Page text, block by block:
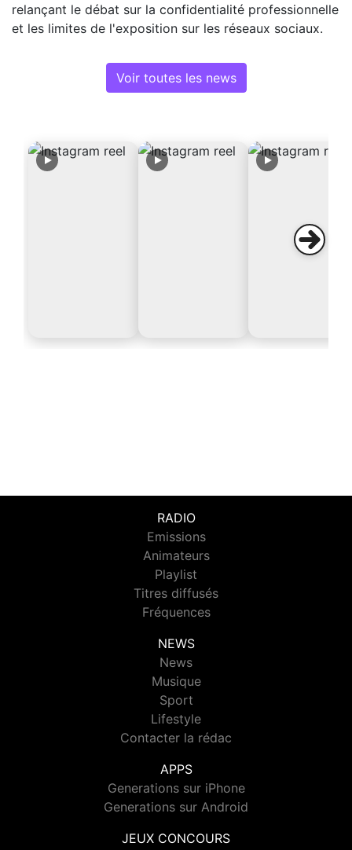
relançant le débat sur la confidentialité professionnelle
et les limites de l'exposition sur les réseaux sociaux.
Voir toutes les news
RADIO
Emissions
Animateurs
Playlist
Titres diffusés
Fréquences
NEWS
News
Musique
Sport
Lifestyle
Contacter la rédac
APPS
Generations sur iPhone
Generations sur Android
JEUX CONCOURS